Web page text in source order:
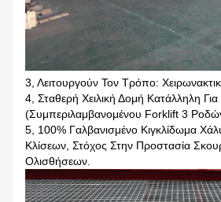
3, Λειτουργούν Τον Τρόπο:
4, Σταθερή Χειλική Δομή Κατάλληλη
(συμπεριλαμβανομένου Forklift 3
5, 100% Γαλβανισμένο Κιγκλίδωμα
Κλίσεων, Στόχος Στην Προστασία
Ολισθήσεων.